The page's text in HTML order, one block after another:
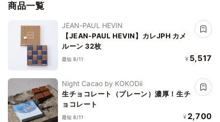
商品一覧
JEAN-PAUL HEVIN
【JEAN-PAUL HEVIN】カレJPH カメ
ルーン 32枚
最短 8/11 ¥ 5,517
Night Cacao by KOKODii
生チョコレート（プレーン）濃厚！生チ
ョコレート
最短 8/11 ¥ 2,700